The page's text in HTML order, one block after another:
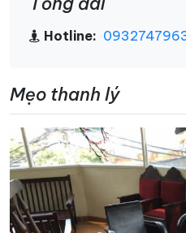
Hotline:
Mẹo thanh lý